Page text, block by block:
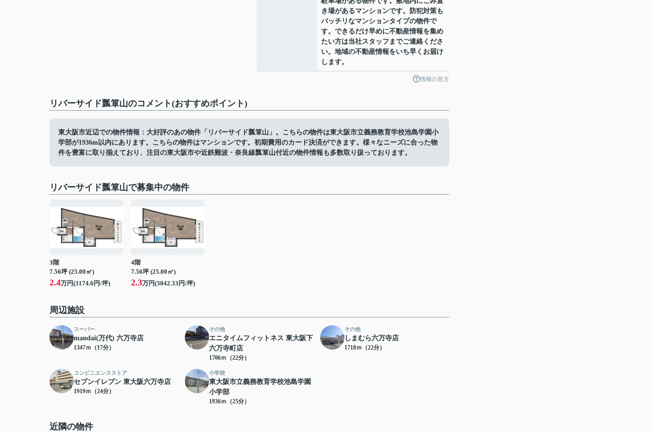
き場があるマンションです。防犯対策も
バッチリなマンションタイプの物件で
す。できるだけ早めに不動産情報を集め
たい方は当社スタッフまでご連絡くださ
い。地域の不動産情報をいち早くお届け
します。
情報の見方
リバーサイド瓢箪山のコメント(おすすめポイント)
東大阪市近辺での物件情報：大好評のあの物件「リバーサイド瓢箪山」。こちらの物件は東大阪市立義務教育学校池島学園小
学部が1936m以内にあります。こちらの物件はマンションです。初期費用のカード決済ができます。様々なニーズに合った物
件を豊富に取り揃えており、注目の東大阪市や近鉄難波・奈良線瓢箪山付近の物件情報も多数取り扱っております。
リバーサイド瓢箪山で募集中の物件
3階
7.56坪 (25.00㎡)
2.4万円(3174.6円/坪)
4階
7.56坪 (25.00㎡)
2.3万円(3042.33円/坪)
周辺施設
スーパー
mandai(万代) 六万寺店
1347ｍ（17分）
その他
エニタイムフィットネス 東大阪下
六万寺町店
1706ｍ（22分）
その他
しまむら六万寺店
1718ｍ（22分）
コンビニエンスストア
セブンイレブン 東大阪六万寺店
1919ｍ（24分）
小学校
東大阪市立義務教育学校池島学園
小学部
1936ｍ（25分）
近隣の物件